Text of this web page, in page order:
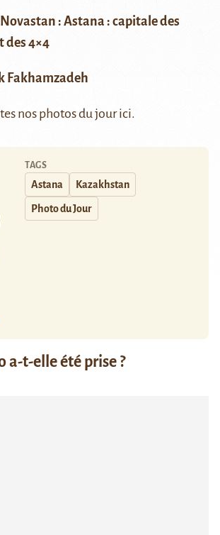
: Astana : capitale des
des 4×4
Fakhamzadeh
nos photos du jourici.
TAGS
Astana Kazakhstan
Photo du Jour
a-t-elle été prise ?